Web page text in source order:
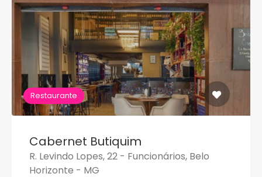
Restaurante
Cabernet Butiquim
R. Levindo Lopes, 22 - Funcionários, Belo
Horizonte - MG